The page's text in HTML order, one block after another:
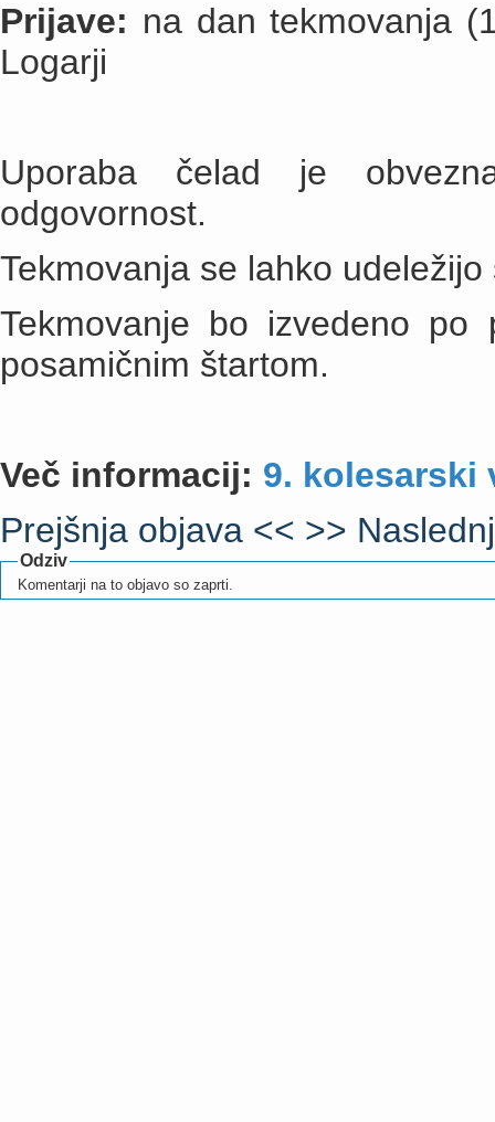
Prijave: na dan tekmovanja
Logarji
Uporaba čelad je
odgovornost.
Tekmovanja se lahko
Tekmovanje bo izvedeno po
posamičnim štartom.
Več informacij: 9. kolesarski
Prejšnja objava << >>
Odziv
Komentarji na to objavo so zaprti.